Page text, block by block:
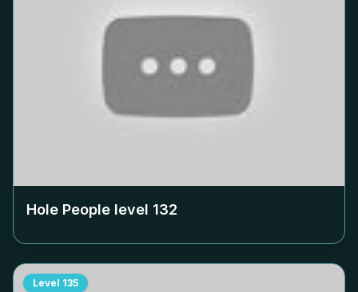
Hole People level 132
Level 135